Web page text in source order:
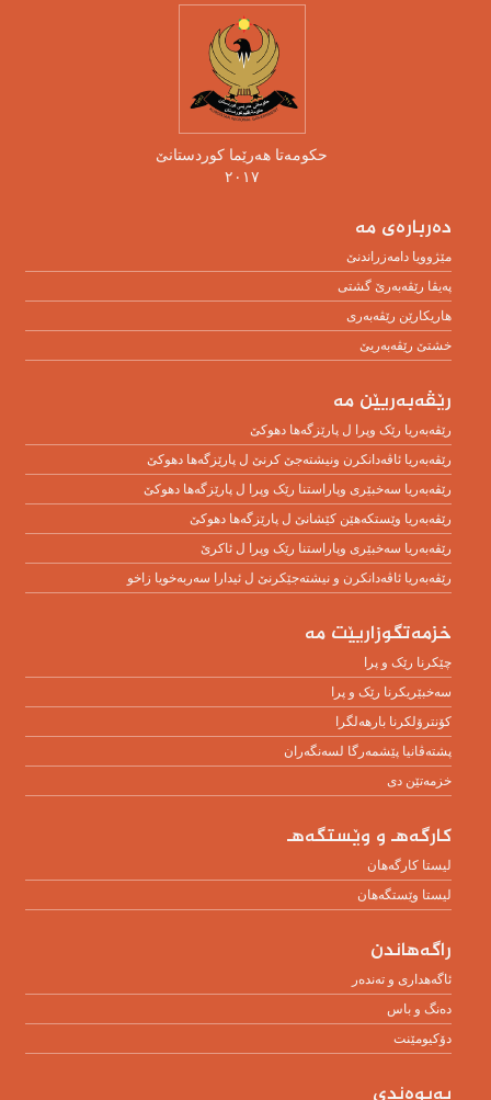
حکومەتا هەرێما کوردستانێ
٢٠١٧
دەربارەی مە
مێژوویا دامەزراندنێ
پەیڤا رێڤەبەرێ گشتی
هاریکارێن رێڤەبەری
خشتێ رێڤەبەریێ
رێڤەبەریێن مە
رێڤەبەریا رێک وپرا ل پارێزگەها دهوکێ
رێڤەبەریا ئاڤەدانکرن ونیشتەجێ کرنێ ل پارێزگەها دهوکێ
رێڤەبەریا سەخبێرى وپاراستنا رێک وپرا ل پارێزگەها دهوکێ
رێڤەبەریا وێستکەهێن کێشانێ ل پارێزگەها دهوکێ
رێڤەبەریا سەخبێرى وپاراستنا رێک وپرا ل ئاکرێ
رێڤه‌به‌ریا ئاڤه‌دانكرن و نیشته‌جێكرنێ ل ئیدارا سه‌ربه‌خویا زاخو
خزمەتگوزاریێت مە
چێکرنا رێک و پرا
سەخبێریکرنا رێک و پرا
کۆنترۆلکرنا بارهەلگرا
پشتەڤانیا پێشمەرگا لسەنگەران
خزمەتێن دی
كارگەهـ و وێستگەهـ
لیستا کارگەهان
لیستا وێستگەهان
راگەهاندن
ئاگەهداری و تەندەر
دەنگ و باس
دۆکیومێنت